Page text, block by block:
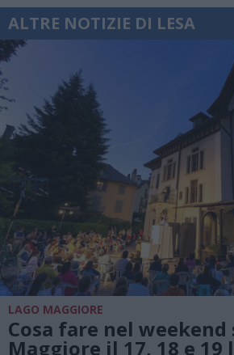
ALTRE NOTIZIE DI LESA
LAGO MAGGIORE
Cosa fare nel weekend
Maggiore il 17, 18 e 19